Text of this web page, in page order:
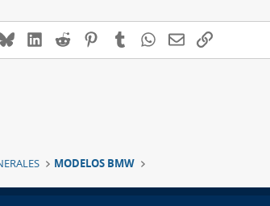
BlueskyLinkedIn
Reddit PinterestTumblrWhatsApp
E-mailEnlace
MODELOS BMW